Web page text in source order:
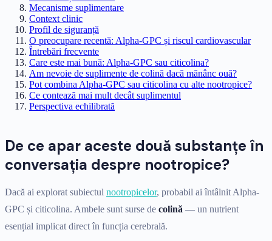
Mecanisme suplimentare
Context clinic
Profil de siguranță
O preocupare recentă: Alpha-GPC și riscul cardiovascular
Întrebări frecvente
Care este mai bună: Alpha-GPC sau citicolina?
Am nevoie de suplimente de colină dacă mănânc ouă?
Pot combina Alpha-GPC sau citicolina cu alte nootropice?
Ce contează mai mult decât suplimentul
Perspectiva echilibrată
De ce apar aceste două substanțe în
conversația despre nootropice?
Dacă ai explorat subiectul nootropicelor, probabil ai întâlnit Alpha-
GPC și citicolina. Ambele sunt surse de colină — un nutrient
esențial implicat direct în funcția cerebrală.